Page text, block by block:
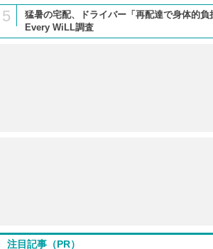
5
猛暑の宅配、ドライバー「再配達で身体的
Every WiLL調査
注目記事（PR）